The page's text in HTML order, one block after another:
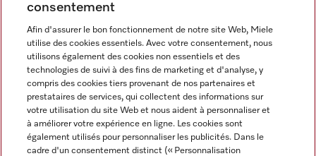
Langue
FRANCAIS
consentement
Afin d'assurer le bon fonctionnement de notre site Web, Miele
utilise des cookies essentiels. Avec votre consentement, nous
utilisons également des cookies non essentiels et des
technologies de suivi à des fins de marketing et d'analyse, y
compris des cookies tiers provenant de nos partenaires et
prestataires de services, qui collectent des informations sur
votre utilisation du site Web et nous aident à personnaliser et
à améliorer votre expérience en ligne. Les cookies sont
également utilisés pour personnaliser les publicités. Dans le
cadre d'un consentement distinct (« Personnalisation